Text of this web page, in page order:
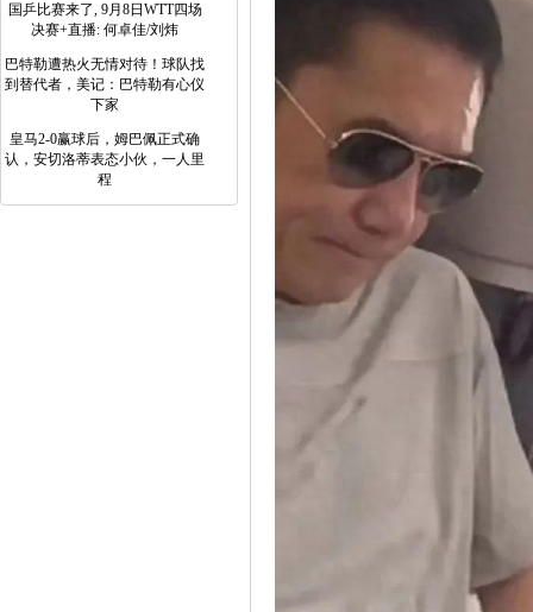
国乒比赛来了, 9月8日WTT四场
决赛+直播: 何卓佳/刘炜
巴特勒遭热火无情对待！球队找
到替代者，美记：巴特勒有心仪
下家
皇马2-0赢球后，姆巴佩正式确
认，安切洛蒂表态小伙，一人里
程